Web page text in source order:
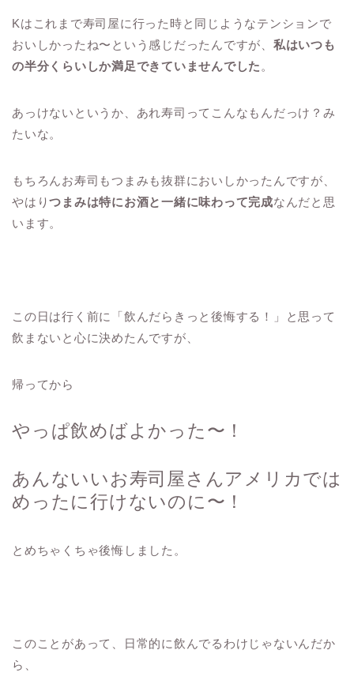
Kはこれまで寿司屋に行った時と同じようなテンションで
おいしかったね〜という感じだったんですが、 私はいつも
の半分くらいしか満足できていませんでした 。
あっけないというか、あれ寿司ってこんなもんだっけ？み
たいな。
もちろんお寿司もつまみも抜群においしかったんですが、
やはりつまみは特にお酒と一緒に味わって完成なんだと思
います。
この日は行く前に「飲んだらきっと後悔する！」と思って
飲まないと心に決めたんですが、
帰ってから
やっぱ飲めばよかった〜！
あんないいお寿司屋さんアメリカでは
めったに行けないのに〜！
とめちゃくちゃ後悔しました。
このことがあって、日常的に飲んでるわけじゃないんだか
ら、